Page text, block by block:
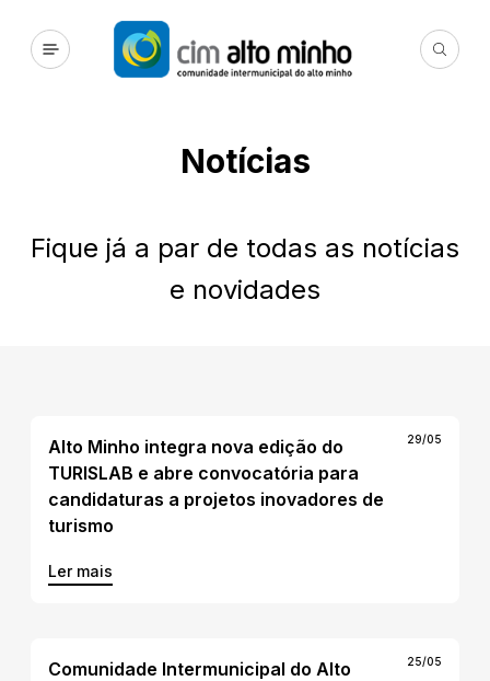
Notícias
Fique já a par de todas as notícias
e novidades
29/05
Alto Minho integra nova edição do
TURISLAB e abre convocatória para
candidaturas a projetos inovadores de
turismo
Ler mais
25/05
Comunidade Intermunicipal do Alto